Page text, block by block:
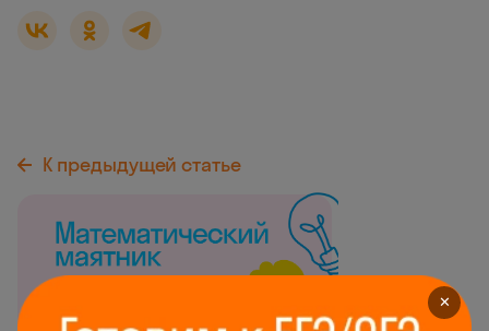
К предыдущей статье
✕